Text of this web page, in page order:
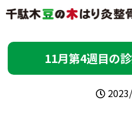
11月第4週目の